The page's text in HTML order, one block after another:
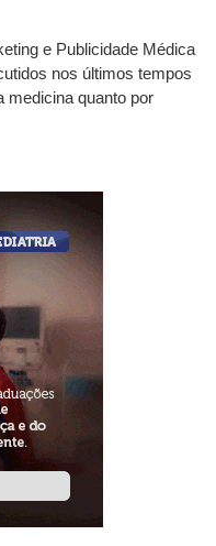
e Publicidade Médica
nos últimos tempos
medicina quanto por